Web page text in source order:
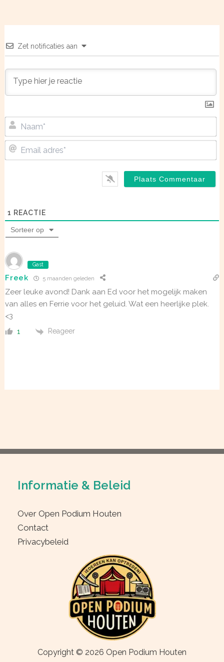
Zet notificaties aan
1 REACTIE
Sorteer op
Gast
Freek 5 maanden geleden
Zeer leuke avond! Dank aan Ed voor het mogelijk maken
van alles en Ferrie voor het geluid. Wat een heerlijke plek.
<3
1 Reageer
Informatie & Beleid
Over Open Podium Houten
Contact
Privacybeleid
Copyright © 2026 Open Podium Houten